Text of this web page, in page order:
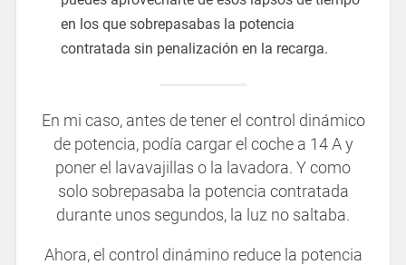
en los que sobrepasabas la potencia
contratada sin penalización en la recarga.
En mi caso, antes de tener el control dinámico
de potencia, podía cargar el coche a 14 A y
poner el lavavajillas o la lavadora. Y como
solo sobrepasaba la potencia contratada
durante unos segundos, la luz no saltaba.
Ahora, el control dinámino reduce la potencia